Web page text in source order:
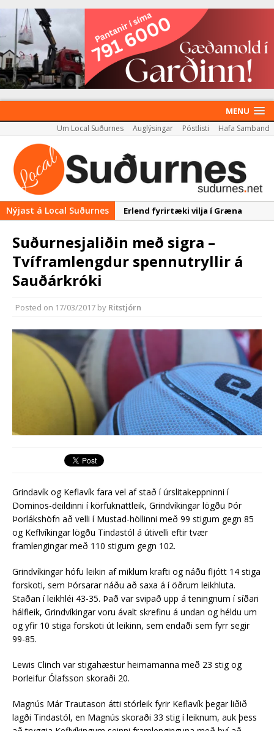
MENU
Um Local Suðurnes Auglýsingar Póstlisti Hafa Samband
Nýjast á Local Suðurnes
Erlend fyrirtæki vilja í Græna
Nýir aðilar taka við
almenningssamgöngum í
áætlun
Suðurnesjaliðin með sigra –
Tvíframlengdur spennutryllir á
Sauðárkróki
Posted on 17/03/2017 by Ritstjórn
Grindavík og Keflavík fara vel af stað í úrslitakeppninni í
Dominos-deildinni í körfuknattleik, Grindvíkingar lögðu Þór
Þorlákshöfn að velli í Mustad-höllinni með 99 stigum gegn 85
og Keflvíkingar lögðu Tindastól á útivelli eftir tvær
framlengingar með 110 stigum gegn 102.
Grindvíkingar hófu leikin af miklum krafti og náðu fljótt 14 stiga
forskoti, sem Þórsarar náðu að saxa á í öðrum leikhluta.
Staðan í leikhléi 43-35. Það var svipað upp á teningnum í síðari
hálfleik, Grindvíkingar voru ávalt skrefinu á undan og héldu um
og yfir 10 stiga forskoti út leikinn, sem endaði sem fyrr segir
99-85.
Lewis Clinch var stigahæstur heimamanna með 23 stig og
Þorleifur Ólafsson skoraði 20.
Magnús Már Trautason átti stórleik fyrir Keflavík þegar liðið
lagði Tindastól, en Magnús skoraði 33 stig í leiknum, auk þess